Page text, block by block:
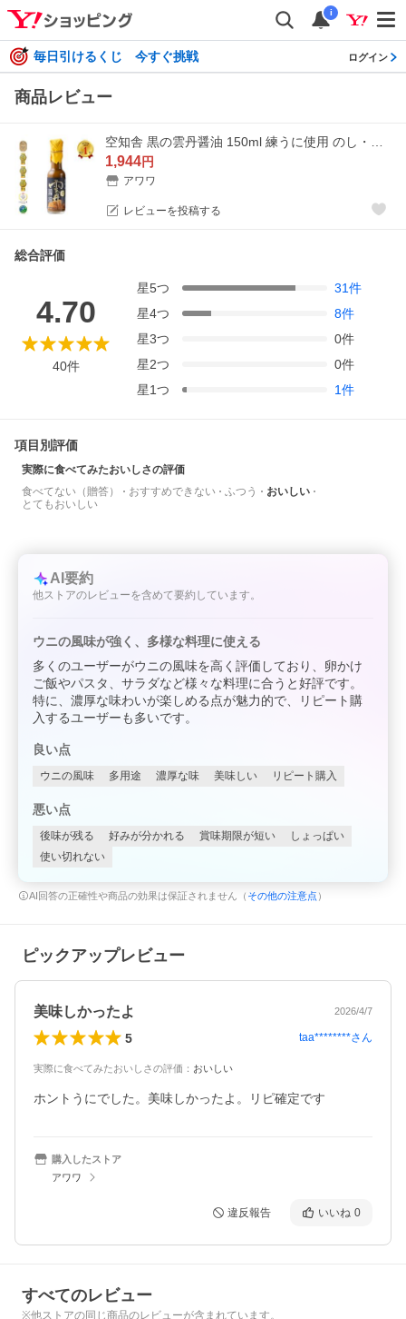
i
毎日引けるくじ 今すぐ挑戦 ログイン
商品レビュー
1,944円
アワワ
レビューを投稿する
総合評価
4.70
40件
星5つ 31件
星4つ 8件
星3つ 0件
星2つ 0件
星1つ 1件
項目別評価
実際に食べてみたおいしさの評価
食べてない（贈答）
おすすめできない ふつう
おいしい
とてもおいしい
AI要約
他ストアのレビューを含めて要約しています。
ウニの風味が強く、多様な料理に使える
多くのユーザーがウニの風味を高く評価しており、卵かけ
ご飯やパスタ、サラダなど様々な料理に合うと好評です。
特に、濃厚な味わいが楽しめる点が魅力的で、リピート購
入するユーザーも多いです。
良い点
ウニの風味 多用途 濃厚な味 美味しい リピート購入
悪い点
後味が残る 好みが分かれる 賞味期限が短い
しょっぱい
使い切れない
AI回答の正確性や商品の効果は保証されません（ その他の注意点 ）
ピックアップレビュー
美味しかったよ 2026/4/7
5 taa********さん
実際に食べてみたおいしさの評価 ： おいしい
ホントうにでした。美味しかったよ。リピ確定です
購入したストア
アワワ
違反報告 いいね 0
すべてのレビュー
※他ストアの同じ商品のレビューが含まれています。